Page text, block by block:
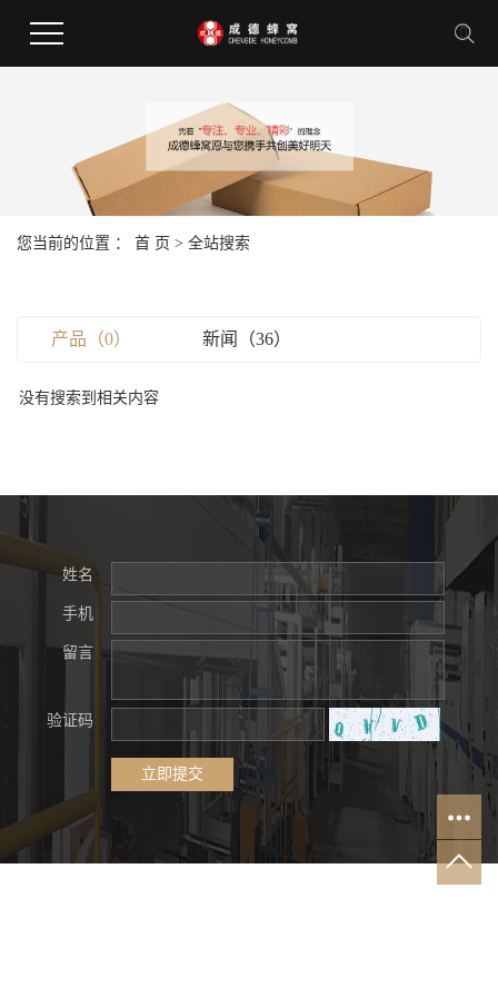
您当前的位置 ： 首 页 > 全站搜索
产品（0） 新闻（36）
没有搜索到相关内容
姓名
手机
留言
验证码